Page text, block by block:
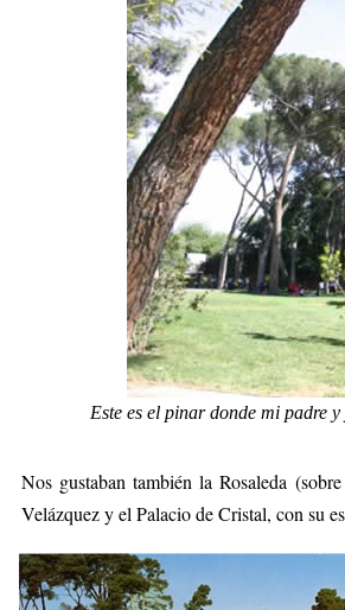
Este es el pinar donde mi padre
Nos gustaban también la Rosaleda
Velázquez y el Palacio de Cristal, con su